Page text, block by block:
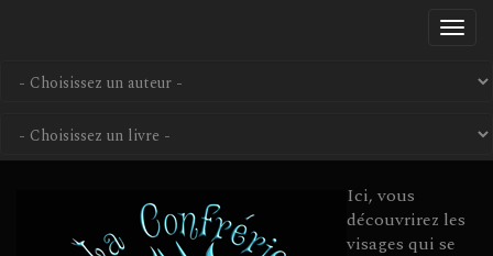
principal
Ici, vous
découvrirez les
visages qui se